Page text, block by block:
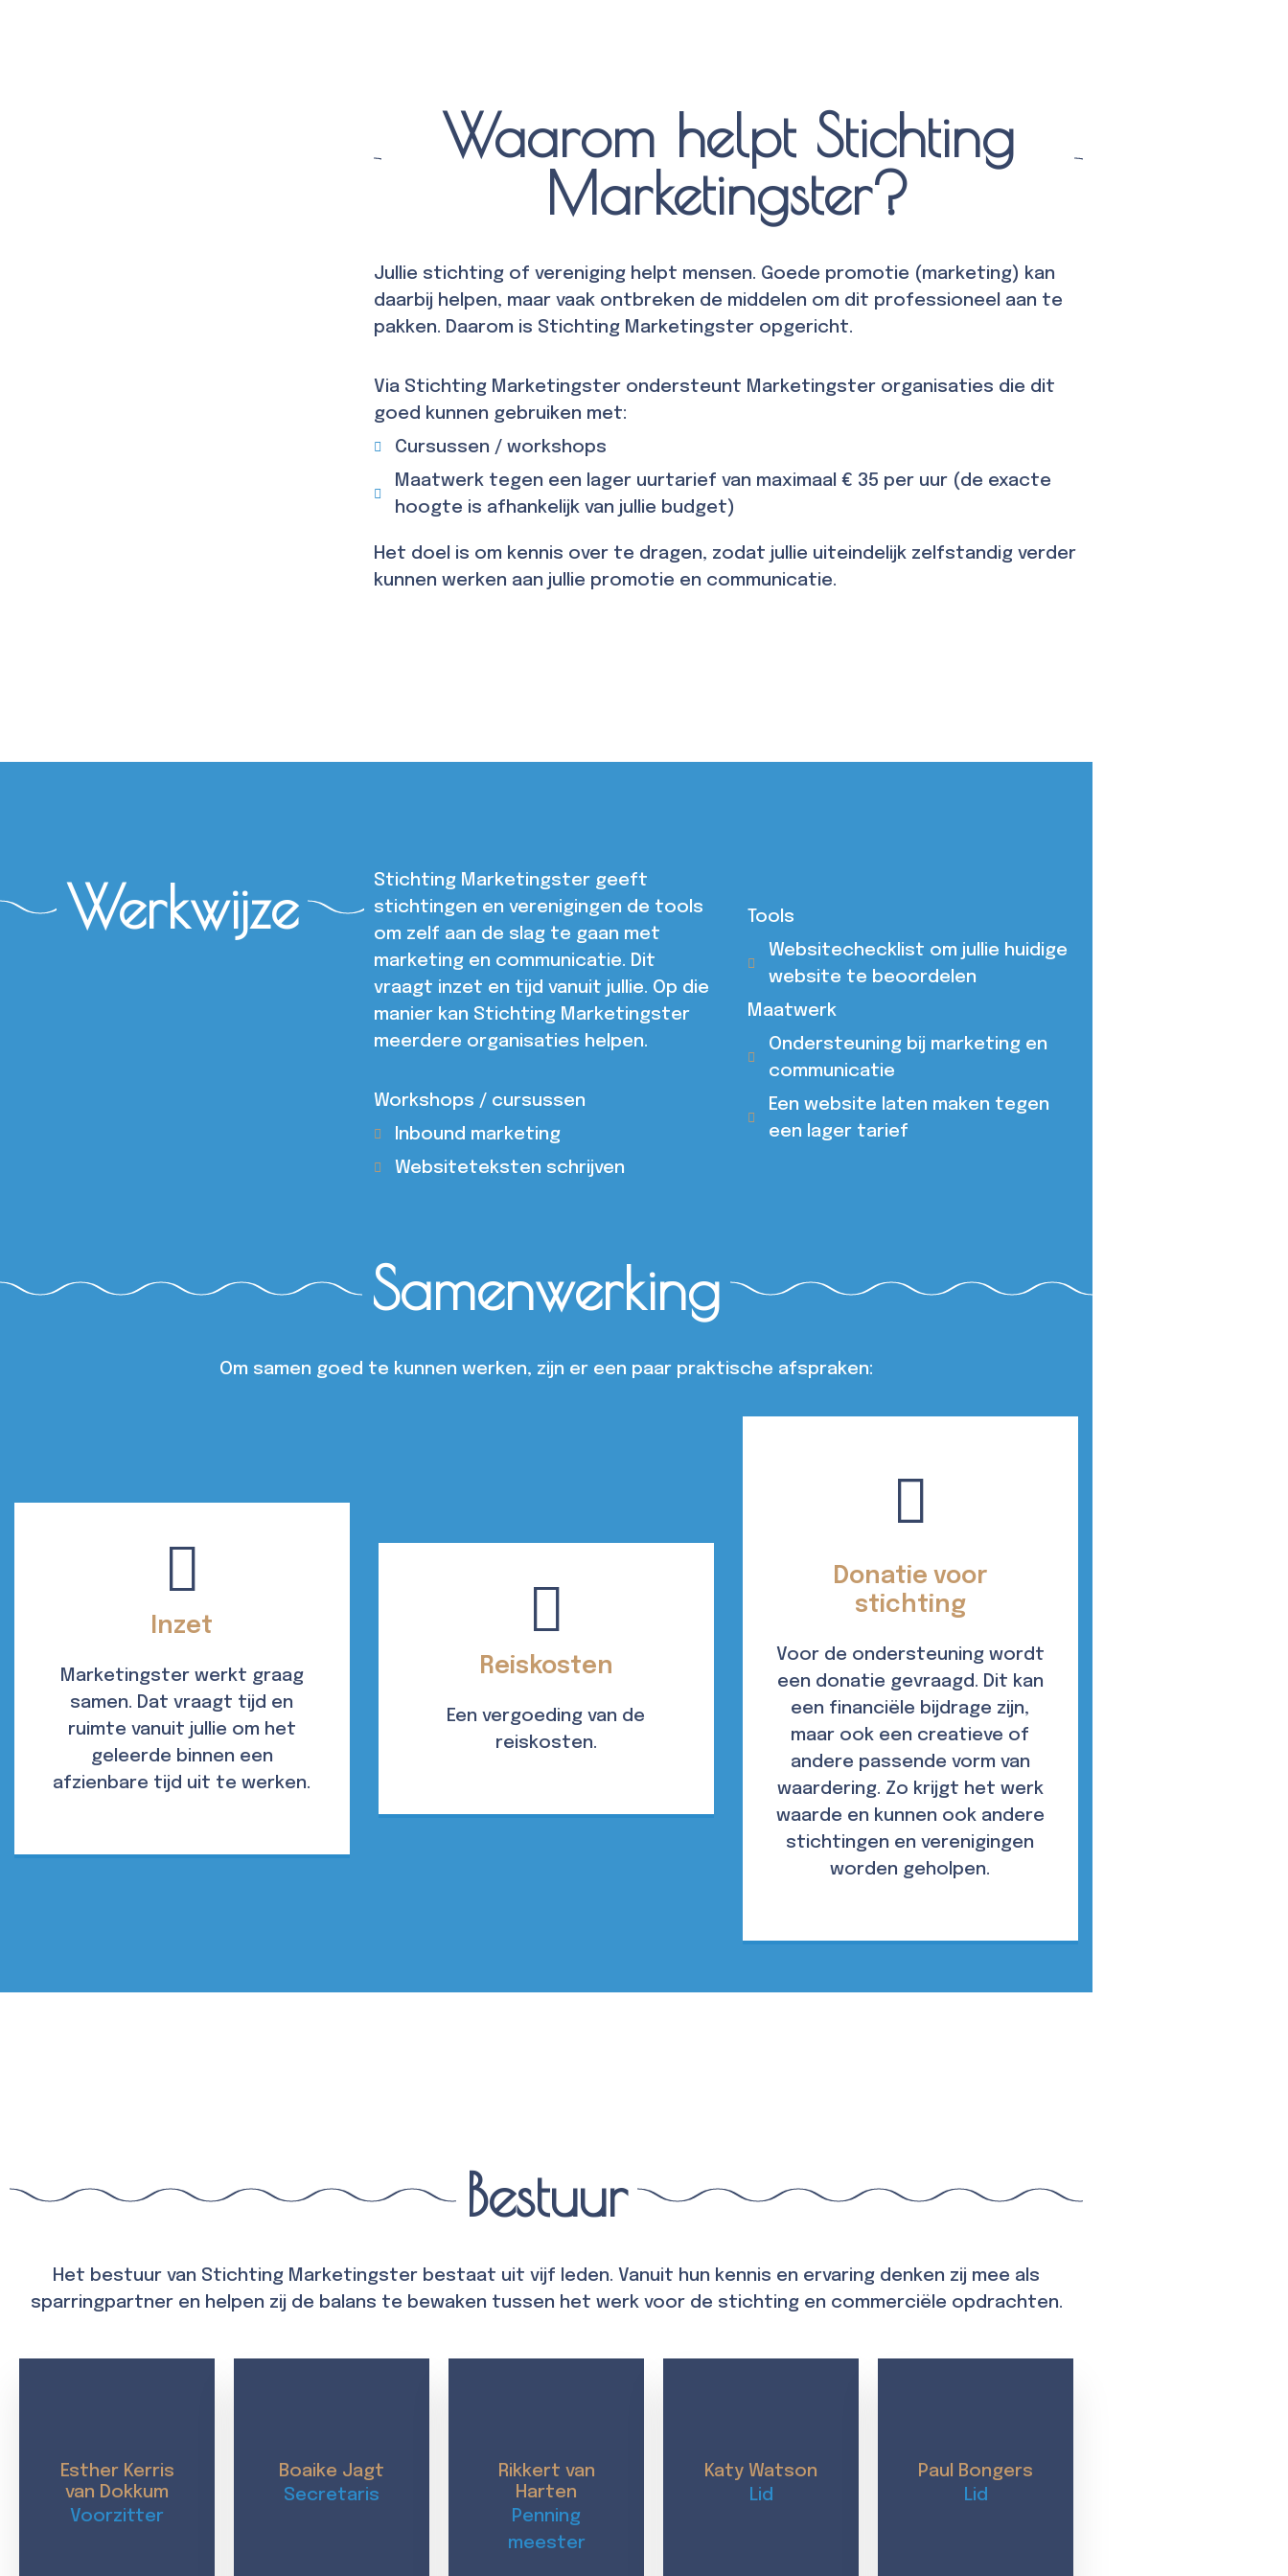
Waarom helpt Stichting
Marketingster?
Jullie stichting of vereniging helpt mensen. Goede promotie (marketing) kan
daarbij helpen, maar vaak ontbreken de middelen om dit professioneel aan te
pakken. Daarom is Stichting Marketingster opgericht.
Via Stichting Marketingster ondersteunt Marketingster organisaties die dit
goed kunnen gebruiken met:
Cursussen / workshops
Maatwerk tegen een lager uurtarief van maximaal € 35 per uur (de exacte
hoogte is afhankelijk van jullie budget)
Het doel is om kennis over te dragen, zodat jullie uiteindelijk zelfstandig verder
kunnen werken aan jullie promotie en communicatie.
Werkwijze
Stichting Marketingster geeft
stichtingen en verenigingen de tools
om zelf aan de slag te gaan met
marketing en communicatie. Dit
vraagt inzet en tijd vanuit jullie. Op die
manier kan Stichting Marketingster
meerdere organisaties helpen.
Workshops / cursussen
Inbound marketing
Websiteteksten schrijven
Tools
Websitechecklist om jullie huidige
website te beoordelen
Maatwerk
Ondersteuning bij marketing en
communicatie
Een website laten maken tegen
een lager tarief
Samenwerking
Om samen goed te kunnen werken, zijn er een paar praktische afspraken:
Inzet
Marketingster werkt graag
samen. Dat vraagt tijd en
ruimte vanuit jullie om het
geleerde binnen een
afzienbare tijd uit te werken.
Reiskosten
Een vergoeding van de
reiskosten.
Donatie voor
stichting
Voor de ondersteuning wordt
een donatie gevraagd. Dit kan
een financiële bijdrage zijn,
maar ook een creatieve of
andere passende vorm van
waardering. Zo krijgt het werk
waarde en kunnen ook andere
stichtingen en verenigingen
worden geholpen.
Bestuur
Het bestuur van Stichting Marketingster bestaat uit vijf leden. Vanuit hun kennis en ervaring denken zij mee als
sparringpartner en helpen zij de balans te bewaken tussen het werk voor de stichting en commerciële opdrachten.
Esther Kerris
van Dokkum
Voorzitter
Boaike Jagt
Secretaris
Rikkert van
Harten​
Penning
meester
Katy Watson
Lid
Paul Bongers
Lid